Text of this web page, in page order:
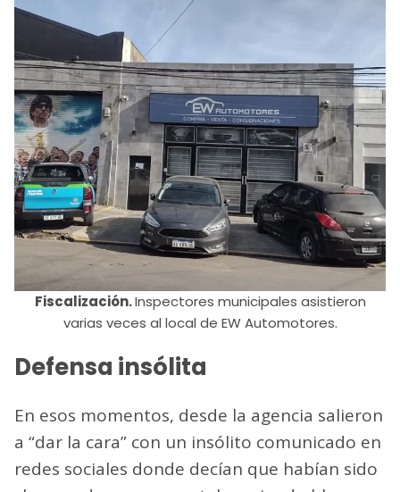
Fiscalización.Inspectores municipales asistieron
varias veces al local de EW Automotores.
Defensa insólita
En esos momentos, desde la agencia salieron
a “dar la cara” con un insólito comunicado en
redes sociales donde decían que habían sido